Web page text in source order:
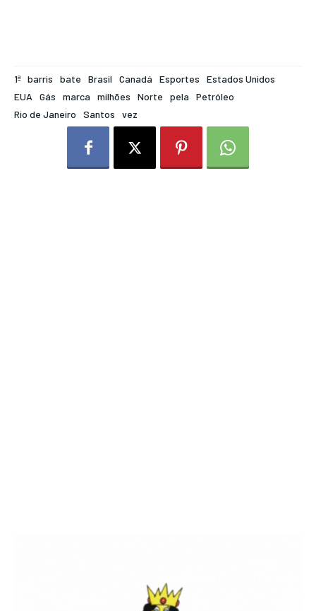
1ª barris bate Brasil Canadá Esportes
Estados Unidos
EUA Gás marca milhões Norte pela
Petróleo
Rio de Janeiro
Santos vez